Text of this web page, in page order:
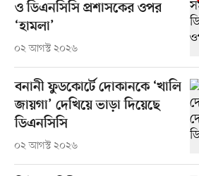
ও ডিএনসিসি প্রশাসকের ওপর
‘হামলা’
০২ আগস্ট ২০২৬
বনানী ফুডকোর্টে দোকানকে ‘খালি
জায়গা’ দেখিয়ে ভাড়া দিয়েছে
ডিএনসিসি
০২ আগস্ট ২০২৬